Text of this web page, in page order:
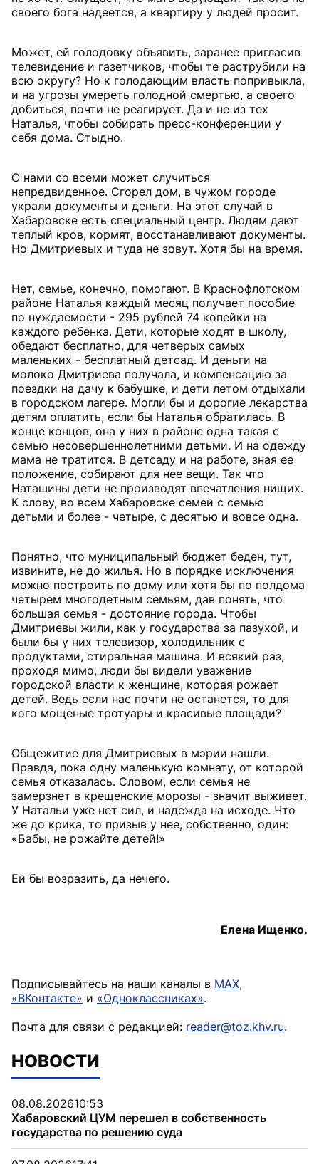
своего бога надеется, а квартиру у людей просит.
Может, ей голодовку объявить, заранее пригласив
телевидение и газетчиков, чтобы те раструбили на
всю округу? Но к голодающим власть попривыкла,
и на угрозы умереть голодной смертью, а своего
добиться, почти не реагирует. Да и не из тех
Наталья, чтобы собирать пресс-конференции у
себя дома. Стыдно.
С нами со всеми может случиться
непредвиденное. Сгорел дом, в чужом городе
украли документы и деньги. На этот случай в
Хабаровске есть специальный центр. Людям дают
теплый кров, кормят, восстанавливают документы.
Но Дмитриевых и туда не зовут. Хотя бы на время.
Нет, семье, конечно, помогают. В Краснофлотском
районе Наталья каждый месяц получает пособие
по нуждаемости - 295 рублей 74 копейки на
каждого ребенка. Дети, которые ходят в школу,
обедают бесплатно, для четверых самых
маленьких - бесплатный детсад. И деньги на
молоко Дмитриева получала, и компенсацию за
поездки на дачу к бабушке, и дети летом отдыхали
в городском лагере. Могли бы и дорогие лекарства
детям оплатить, если бы Наталья обратилась. В
конце концов, она у них в районе одна такая с
семью несовершеннолетними детьми. И на одежду
мама не тратится. В детсаду и на работе, зная ее
положение, собирают для нее вещи. Так что
Наташины дети не производят впечатления нищих.
К слову, во всем Хабаровске семей с семью
детьми и более - четыре, с десятью и вовсе одна.
Понятно, что муниципальный бюджет беден, тут,
извините, не до жилья. Но в порядке исключения
можно построить по дому или хотя бы по полдома
четырем многодетным семьям, дав понять, что
большая семья - достояние города. Чтобы
Дмитриевы жили, как у государства за пазухой, и
были бы у них телевизор, холодильник с
продуктами, стиральная машина. И всякий раз,
проходя мимо, люди бы видели уважение
городской власти к женщине, которая рожает
детей. Ведь если нас почти не останется, то для
кого мощеные тротуары и красивые площади?
Общежитие для Дмитриевых в мэрии нашли.
Правда, пока одну маленькую комнату, от которой
семья отказалась. Словом, если семья не
замерзнет в крещенские морозы - значит выживет.
У Натальи уже нет сил, и надежда на исходе. Что
же до крика, то призыв у нее, собственно, один:
«Бабы, не рожайте детей!»
Ей бы возразить, да нечего.
Елена Ищенко.
Подписывайтесь на наши каналы в MAX,
«ВКонтакте» и «Одноклассниках».
Почта для связи с редакцией: reader@toz.khv.ru.
НОВОСТИ
08.08.202610:53
Хабаровский ЦУМ перешел в собственность
государства по решению суда